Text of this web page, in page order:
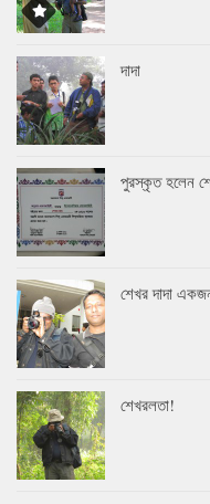
দাদা
পুরস্কৃত হলেন
শেখর দাদা
শেখরলতা!